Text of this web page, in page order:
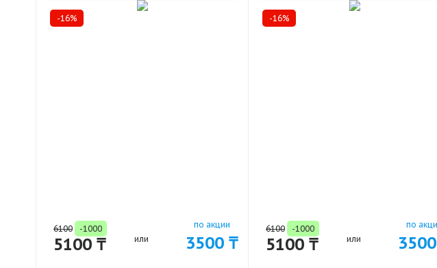
-16%
6100 -1000
5100 ₸ или
по акции
3500 ₸
-16%
6100 -1000
5100 ₸ или
по